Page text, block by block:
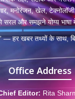
मनोरंजन, खेल,
सरल और समझने योग्य
— हर खबर तथ्यों के साथ,
Office Address
Editor: Rita